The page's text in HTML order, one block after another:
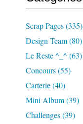
Scrap Pages(335)
Design Team(80)
Le Reste ^_^ (63)
Concours(55)
Carterie(40)
Mini Album(39)
Challenges(39)